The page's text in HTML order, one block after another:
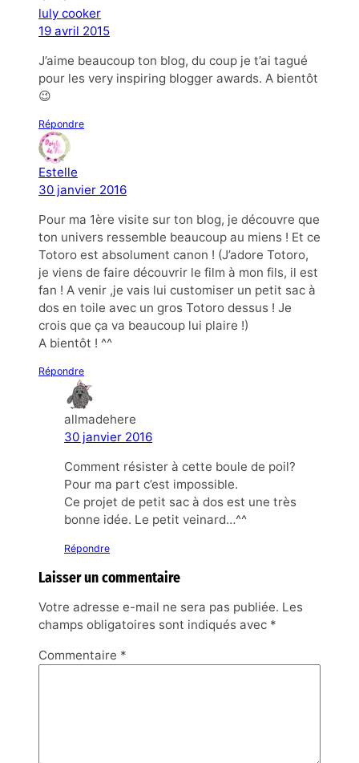
luly cooker
19 avril 2015
J’aime beaucoup ton blog, du coup je t’ai tagué
pour les very inspiring blogger awards. A bientôt
😉
Répondre
Estelle
30 janvier 2016
Pour ma 1ère visite sur ton blog, je découvre que
ton univers ressemble beaucoup au miens ! Et ce
Totoro est absolument canon ! (J’adore Totoro,
je viens de faire découvrir le film à mon fils, il est
fan ! A venir ,je vais lui customiser un petit sac à
dos en toile avec un gros Totoro dessus ! Je
crois que ça va beaucoup lui plaire !)
A bientôt ! ^^
Répondre
allmadehere
30 janvier 2016
Comment résister à cette boule de poil?
Pour ma part c’est impossible.
Ce projet de petit sac à dos est une très
bonne idée. Le petit veinard…^^
Répondre
Laisser un commentaire
Votre adresse e-mail ne sera pas publiée. Les
champs obligatoires sont indiqués avec *
Commentaire *